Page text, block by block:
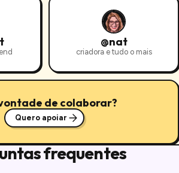
@nat
criadora e tudo o mais
de colaborar?
Quero apoiar
frequentes